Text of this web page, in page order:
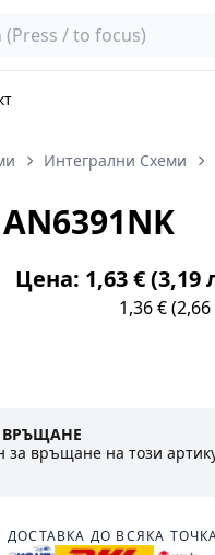
Интегрални Схеми
Цена: 1,63 € (3,19
1,36 €
ВРЪЩАНЕ
за връщане на този
ДОСТАВКА ДО ВСЯКА